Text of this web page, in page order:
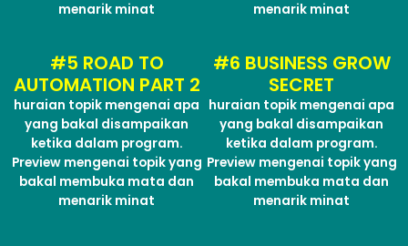
menarik minat
menarik minat
#5 ROAD TO
AUTOMATION PART 2
huraian topik mengenai apa
yang bakal disampaikan
ketika dalam program.
Preview mengenai topik yang
bakal membuka mata dan
menarik minat
#6 BUSINESS GROW
SECRET
huraian topik mengenai apa
yang bakal disampaikan
ketika dalam program.
Preview mengenai topik yang
bakal membuka mata dan
menarik minat